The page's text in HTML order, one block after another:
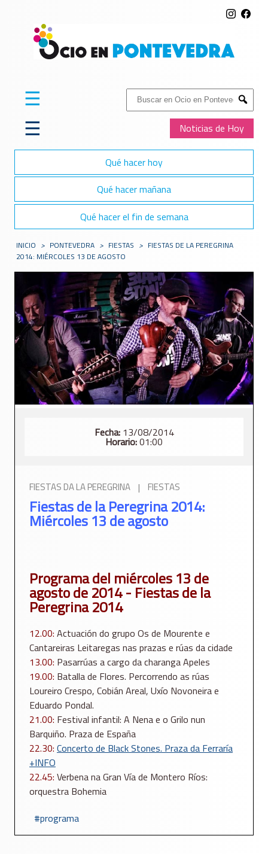
Buscar:
Submit
Noticias de Hoy
☰
☰
Qué hacer hoy
Qué hacer mañana
Qué hacer el fin de semana
INICIO > PONTEVEDRA > FIESTAS > FIESTAS DE LA PEREGRINA
2014: MIÉRCOLES 13 DE AGOSTO
Fecha:13/08/2014
Horario:01:00
FIESTAS DA LA PEREGRINA | FIESTAS
Fiestas de la Peregrina 2014:
Miércoles 13 de agosto
Programa del miércoles 13 de
agosto de 2014 - Fiestas de la
Peregrina 2014
12.00: Actuación do grupo Os de Mourente e
Cantareiras Leitaregas nas prazas e rúas da cidade
13.00: Pasarrúas a cargo da charanga Apeles
19.00: Batalla de Flores. Percorrendo as rúas
Loureiro Crespo, Cobián Areal, Uxío Novoneira e
Eduardo Pondal.
21.00: Festival infantil: A Nena e o Grilo nun
Barquiño. Praza de España
22.30: Concerto de Black Stones. Praza da Ferraría
+INFO
22.45: Verbena na Gran Vía de Montero Ríos:
orquestra Bohemia
programa